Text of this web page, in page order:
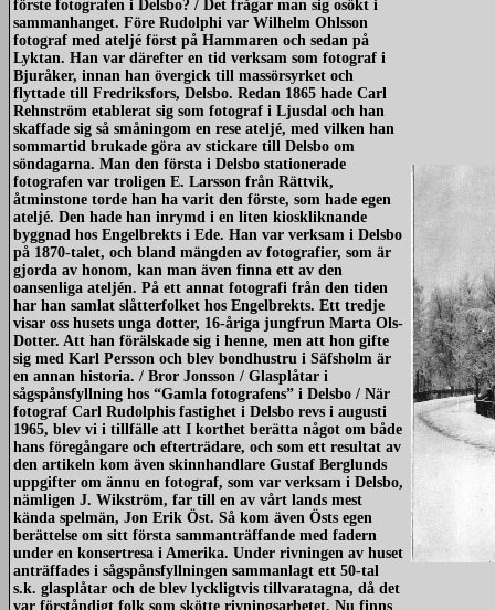
förste fotografen i Delsbo? / Det frågar man sig osökt i
sammanhanget. Före Rudolphi var Wilhelm Ohlsson
fotograf med ateljé först på Hammaren och sedan på
Lyktan. Han var därefter en tid verksam som fotograf i
Bjuråker, innan han övergick till massörsyrket och
flyttade till Fredriksfors, Delsbo. Redan 1865 hade Carl
Rehnström etablerat sig som fotograf i Ljusdal och han
skaffade sig så småningom en rese ateljé, med vilken han
sommartid brukade göra av stickare till Delsbo om
söndagarna. Man den första i Delsbo stationerade
fotografen var troligen E. Larsson från Rättvik,
åtminstone torde han ha varit den förste, som hade egen
ateljé. Den hade han inrymd i en liten kioskliknande
byggnad hos Engelbrekts i Ede. Han var verksam i Delsbo
på 1870-talet, och bland mängden av fotografier, som är
gjorda av honom, kan man även finna ett av den
oansenliga ateljén. På ett annat fotografi från den tiden
har han samlat slåtterfolket hos Engelbrekts. Ett tredje
visar oss husets unga dotter, 16-åriga jungfrun Marta Ols-
Dotter. Att han förälskade sig i henne, men att hon gifte
sig med Karl Persson och blev bondhustru i Säfsholm är
en annan historia. / Bror Jonsson / Glasplåtar i
sågspånsfyllning hos “Gamla fotografens” i Delsbo / När
fotograf Carl Rudolphis fastighet i Delsbo revs i augusti
1965, blev vi i tillfälle att I korthet berätta något om både
hans föregångare och efterträdare, och som ett resultat av
den artikeln kom även skinnhandlare Gustaf Berglunds
uppgifter om ännu en fotograf, som var verksam i Delsbo,
nämligen J. Wikström, far till en av vårt lands mest
kända spelmän, Jon Erik Öst. Så kom även Östs egen
berättelse om sitt första sammanträffande med fadern
under en konsertresa i Amerika. Under rivningen av huset
anträffades i sågspånsfyllningen sammanlagt ett 50-tal
s.k. glasplåtar och de blev lyckligtvis tillvaratagna, då det
var förståndigt folk som skötte rivningsarbetet. Nu finns